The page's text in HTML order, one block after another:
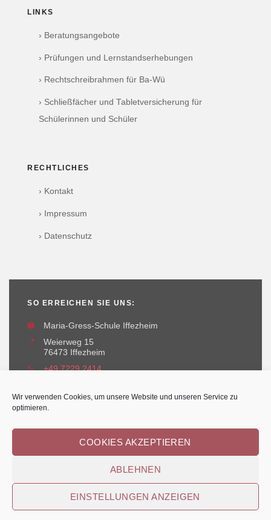
Wir verwenden Cookies, um unsere Website und unseren Service zu
optimieren.
COOKIES AKZEPTIEREN
ABLEHNEN
EINSTELLUNGEN ANZEIGEN
LINKS
› Beratungsangebote
› Prüfungen und Lernstandserhebungen
› Rechtschreibrahmen für Ba-Wü
› Schließfächer und Tabletversicherung für
Schülerinnen und Schüler
RECHTLICHES
› Kontakt
› Impressum
› Datenschutz
SO ERREICHEN SIE UNS:
🏫
Maria-Gress-Schule Iffezheim
📍
Weierweg 15
76473 Iffezheim
📞
+49 7229 2414
© Maria-Gress-Schule Iffezheim